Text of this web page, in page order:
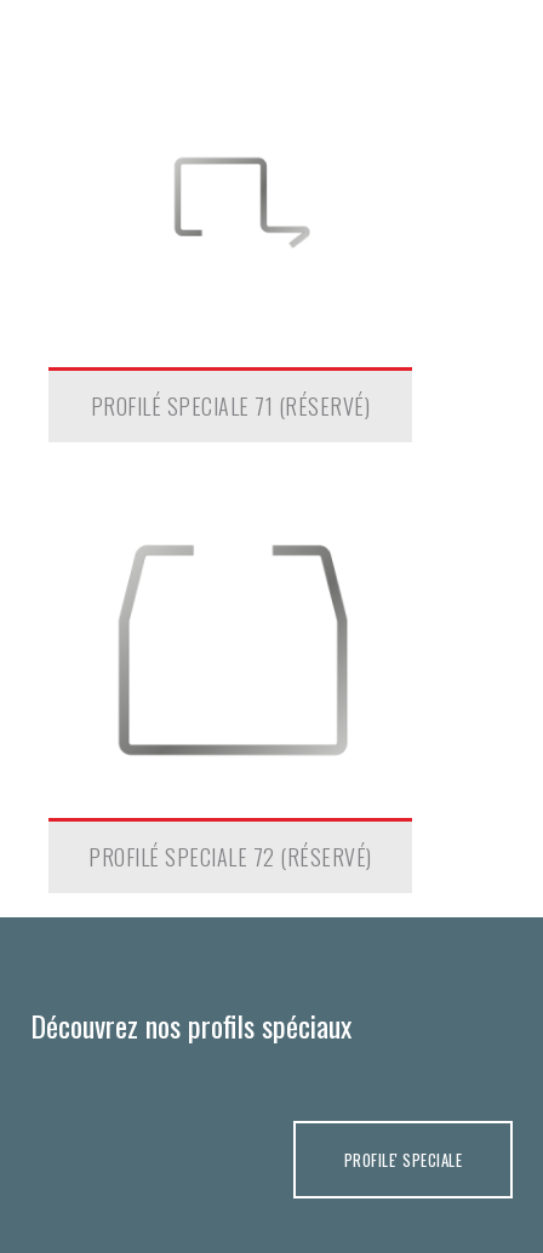
PROFILÉ SPECIALE 71 (RÉSERVÉ)
PROFILÉ SPECIALE 72 (RÉSERVÉ)
Découvrez nos profils spéciaux
PROFILE' SPECIALE